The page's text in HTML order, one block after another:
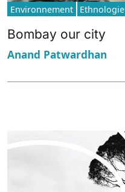
Environnement Ethnologie
Bombay our city
Anand Patwardhan